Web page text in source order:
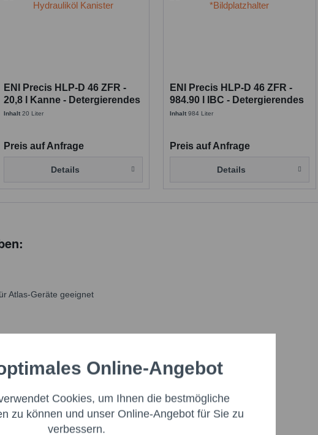
ENI Precis HLP-D 46 ZFR -
20,8 l Kanne - Detergierendes
Hydrauliköl für Arburg
Inhalt 20 Liter
Preis auf Anfrage
Details
ENI Precis HLP-D 46 ZFR -
984.90 l IBC - Detergierendes
Hydrauliköl für Arburg
Inhalt984 Liter
Preis auf Anfrage
Details
Atlas-Geräte geeignet
43,6
115
Aktiv
Aktiv
Online-Angebot
Cookies, um Ihnen die bestmögliche
zu können und unser Online-Angebot für Sie zu
verbessern.